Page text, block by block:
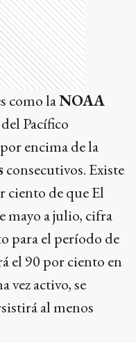
como laNOAA
Pacífico
encima de la
consecutivos. Existe
de que El
mayo a julio, cifra
para el período de
el 90 por ciento en
vez activo, se
al menos